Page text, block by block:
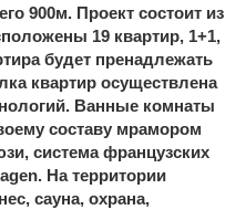
900м. Проект состоит из
19 квартир, 1+1,
будет пренадлежать
квартир осуществлена
Ванные комнаты
составу мрамором
система французских
. На территории
сауна, охрана,